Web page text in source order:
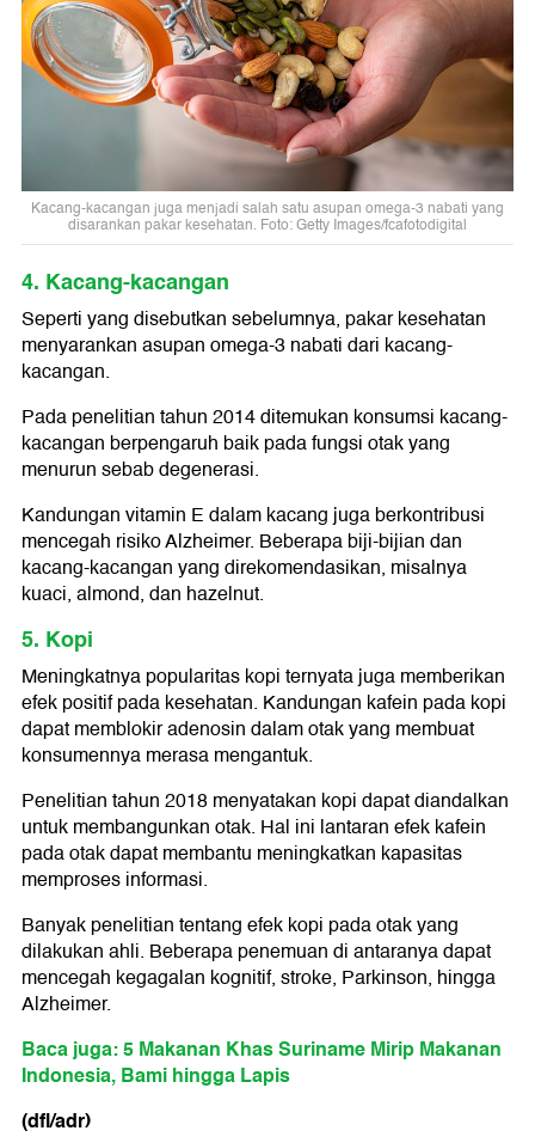
Kacang-kacangan juga menjadi salah satu asupan omega-3 nabati yang
disarankan pakar kesehatan. Foto: Getty Images/fcafotodigital
4. Kacang-kacangan
Seperti yang disebutkan sebelumnya, pakar kesehatan
menyarankan asupan omega-3 nabati dari kacang-
kacangan.
Pada penelitian tahun 2014 ditemukan konsumsi kacang-
kacangan berpengaruh baik pada fungsi otak yang
menurun sebab degenerasi.
Kandungan vitamin E dalam kacang juga berkontribusi
mencegah risiko Alzheimer. Beberapa biji-bijian dan
kacang-kacangan yang direkomendasikan, misalnya
kuaci, almond, dan hazelnut.
5. Kopi
Meningkatnya popularitas kopi ternyata juga memberikan
efek positif pada kesehatan. Kandungan kafein pada kopi
dapat memblokir adenosin dalam otak yang membuat
konsumennya merasa mengantuk.
Penelitian tahun 2018 menyatakan kopi dapat diandalkan
untuk membangunkan otak. Hal ini lantaran efek kafein
pada otak dapat membantu meningkatkan kapasitas
memproses informasi.
Banyak penelitian tentang efek kopi pada otak yang
dilakukan ahli. Beberapa penemuan di antaranya dapat
mencegah kegagalan kognitif, stroke, Parkinson, hingga
Alzheimer.
Baca juga: 5 Makanan Khas Suriname Mirip Makanan
Indonesia, Bami hingga Lapis
(dfl/adr)